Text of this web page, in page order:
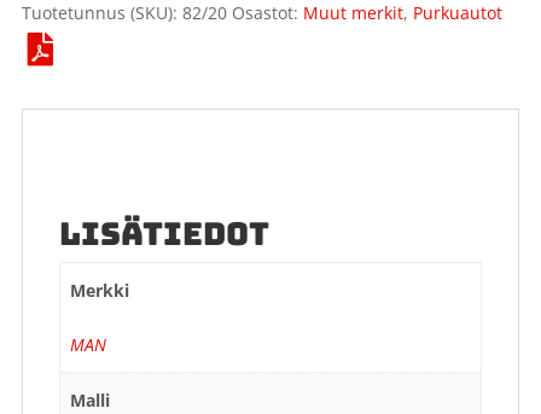
Tuotetunnus (SKU): 82/20 Osastot: Muut merkit, Purkuautot
LISÄTIEDOT
Merkki
MAN
Malli